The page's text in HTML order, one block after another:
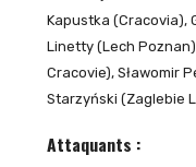
Kapustka (Cracovia),
Linetty (Lech
Cracovie), Sławomir
Starzyński (Zaglebie
Attaquants :